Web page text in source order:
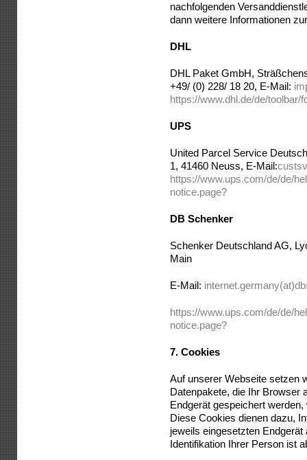
nachfolgenden
dann weitere Informationen
DHL
DHL Paket GmbH,
+49/ (0) 228/ 18 20, E-Mail:
https://www.dhl.de/de/toolbar/
UPS
United Parcel Service
1, 41460 Neuss, E-Mail:
https://www.ups.com/de/de/
notice.page?
DB Schenker
Schenker Deutschland AG,
Main
E-Mail:
https://www.ups.com/de/de/
notice.page?
7. Cookies
Auf unserer Webseite setzen
Datenpakete, die Ihr Browser
Endgerät gespeichert
Diese Cookies dienen dazu,
jeweils eingesetzten
Identifikation Ihrer Person ist